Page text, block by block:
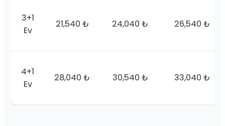
3+1
Ev
21,540 ₺ 24,040 ₺ 26,540 ₺
4+1
Ev
28,040 ₺ 30,540 ₺ 33,040 ₺